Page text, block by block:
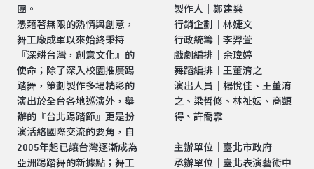
團。
憑藉著無限的熱情與創意，
舞工廠成軍以來始終秉持
『深耕台灣，創意文化』的
使命；除了深入校園推廣踢
踏舞，策劃製作多場精彩的
演出於全台各地巡演外，舉
辦的『台北踢踏節』更是扮
演活絡國際交流的要角，自
2005年起已讓台灣逐漸成為
亞洲踢踏舞的新據點；舞工
製作人｜鄭建燊
行銷企劃｜林婕文
行政統籌｜李羿萱
戲劇編排｜余瑋婷
舞蹈編排｜王董淯之
演出人員｜楊悅佳、王董淯
之、梁哲修、林祉妘、商顗
得、許喬霏
主辦單位｜臺北市政府
承辦單位｜臺北表演藝術中